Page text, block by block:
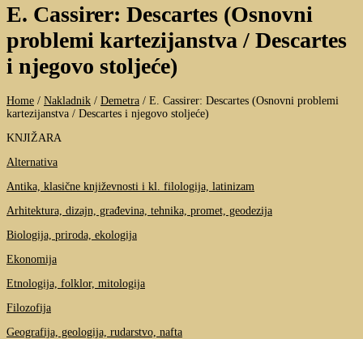
E. Cassirer: Descartes (Osnovni
problemi kartezijanstva / Descartes
i njegovo stoljeće)
Home / Nakladnik / Demetra / E. Cassirer: Descartes (Osnovni problemi
kartezijanstva / Descartes i njegovo stoljeće)
KNJIŽARA
Alternativa
Antika, klasične književnosti i kl. filologija, latinizam
Arhitektura, dizajn, građevina, tehnika, promet, geodezija
Biologija, priroda, ekologija
Ekonomija
Etnologija, folklor, mitologija
Filozofija
Geografija, geologija, rudarstvo, nafta